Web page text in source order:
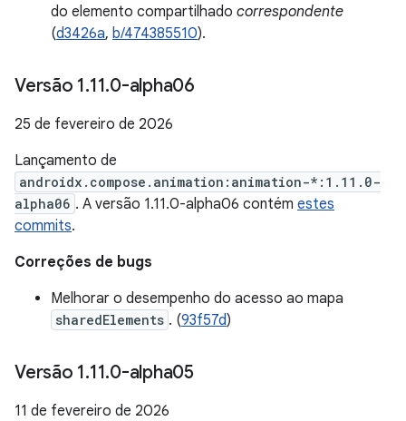
do elemento compartilhado correspondente
(d3426a, b/474385510).
Versão 1.11.0-alpha06
25 de fevereiro de 2026
Lançamento de
androidx.compose.animation:animation-*:1.11.0-
alpha06 . A versão 1.11.0-alpha06 contém estes
commits.
Correções de bugs
Melhorar o desempenho do acesso ao mapa
sharedElements . (93f57d)
Versão 1.11.0-alpha05
11 de fevereiro de 2026